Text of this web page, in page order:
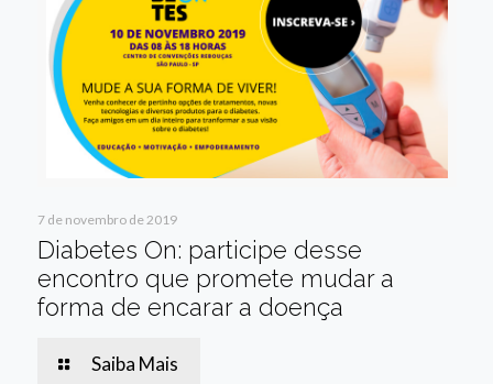
7 de novembro de 2019
Diabetes On: participe desse
encontro que promete mudar a
forma de encarar a doença
Saiba Mais